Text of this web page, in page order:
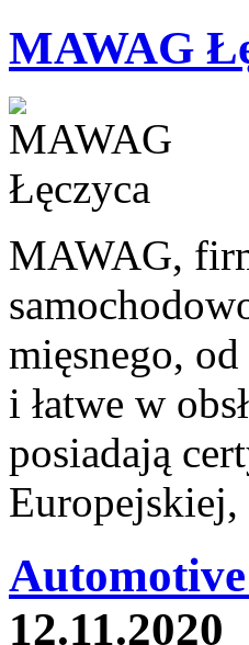
MAWAG
MAWAG,
mięsnego,
i łatwe w
posiadają
12.11.2020